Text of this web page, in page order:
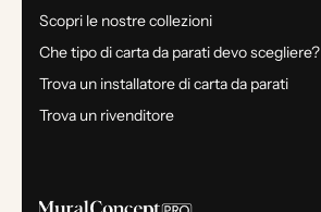
Scopri le nostre collezioni
Che tipo di carta da parati devo scegliere?
Trova un installatore di carta da parati
Trova un rivenditore